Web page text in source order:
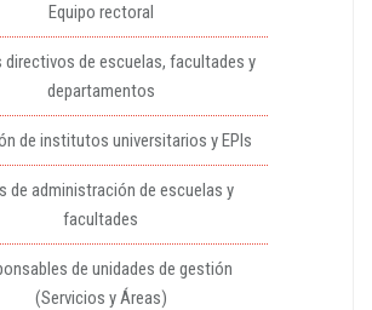
Equipo rectoral
directivos de escuelas, facultades y
departamentos
de institutos universitarios y EPIs
de administración de escuelas y
facultades
de unidades de gestión
(Servicios y Áreas)